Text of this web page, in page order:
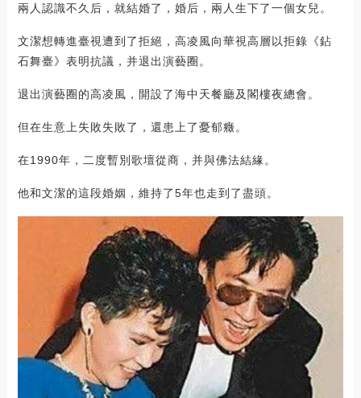
兩人認識不久后，就結婚了，婚后，兩人生下了一個女兒。
文潔想轉進臺視遭到了拒絕，高凌風向華視高層以拒錄《鉆
石舞臺》表明抗議，并退出演藝圈。
退出演藝圈的高凌風，開設了海中天餐廳及閣樓夜總會。
但在生意上失敗失敗了，還患上了憂郁癥。
在1990年，二度暫別歌壇從商，并與佛法結緣。
他和文潔的這段婚姻，維持了5年也走到了盡頭。